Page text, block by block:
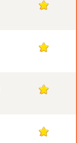
7
7
7
7